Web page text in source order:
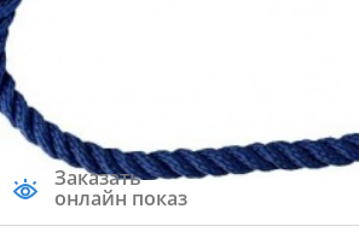
Заказать
онлайн показ